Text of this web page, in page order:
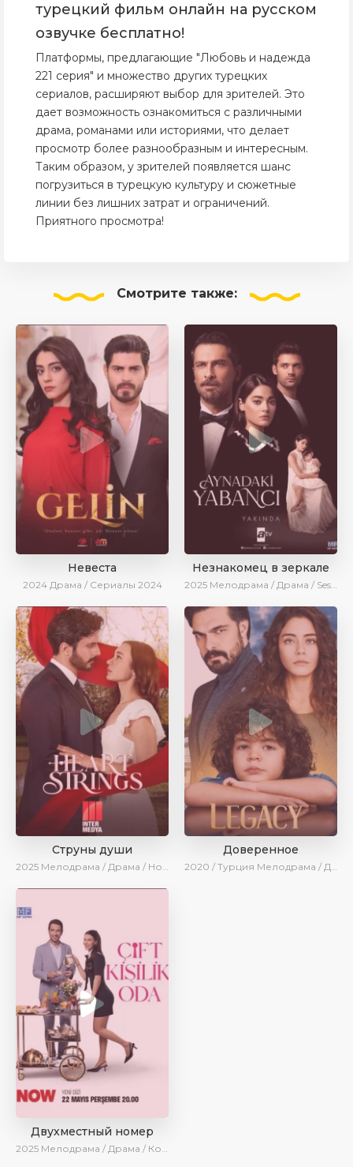
турецкий фильм онлайн на русском
озвучке бесплатно!
Платформы, предлагающие "Любовь и надежда
221 серия" и множество других турецких
сериалов, расширяют выбор для зрителей. Это
дает возможность ознакомиться с различными
драма, романами или историями, что делает
просмотр более разнообразным и интересным.
Таким образом, у зрителей появляется шанс
погрузиться в турецкую культуру и сюжетные
линии без лишних затрат и ограничений.
Приятного просмотра!
Смотрите также:
Невеста
2024 Драма / Сериалы 2024
Незнакомец в зеркале
2025 Мелодрама / Драма / SesDizi / AlisaDirilis / Новинки / Сериалы 2025
Струны души
2025 Мелодрама / Драма / Новинки / Сериалы 2025
Доверенное
2020 / Турция Мелодрама / Драма / Боевик / BeniAffet
Двухместный номер
2025 Мелодрама / Драма / Комедия / Новинки / Сериалы 2025